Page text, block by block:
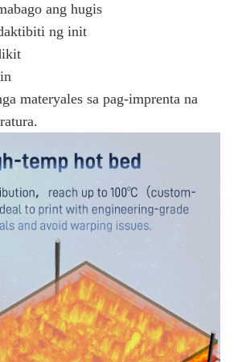
ang hugis
ng init
materyales sa pag-imprenta na